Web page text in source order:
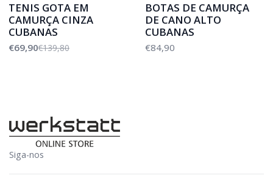
TENIS GOTA EM
CAMURÇA CINZA
CUBANAS
€69,90€139,80
BOTAS DE CAMURÇA
DE CANO ALTO
CUBANAS
€84,90
Siga-nos